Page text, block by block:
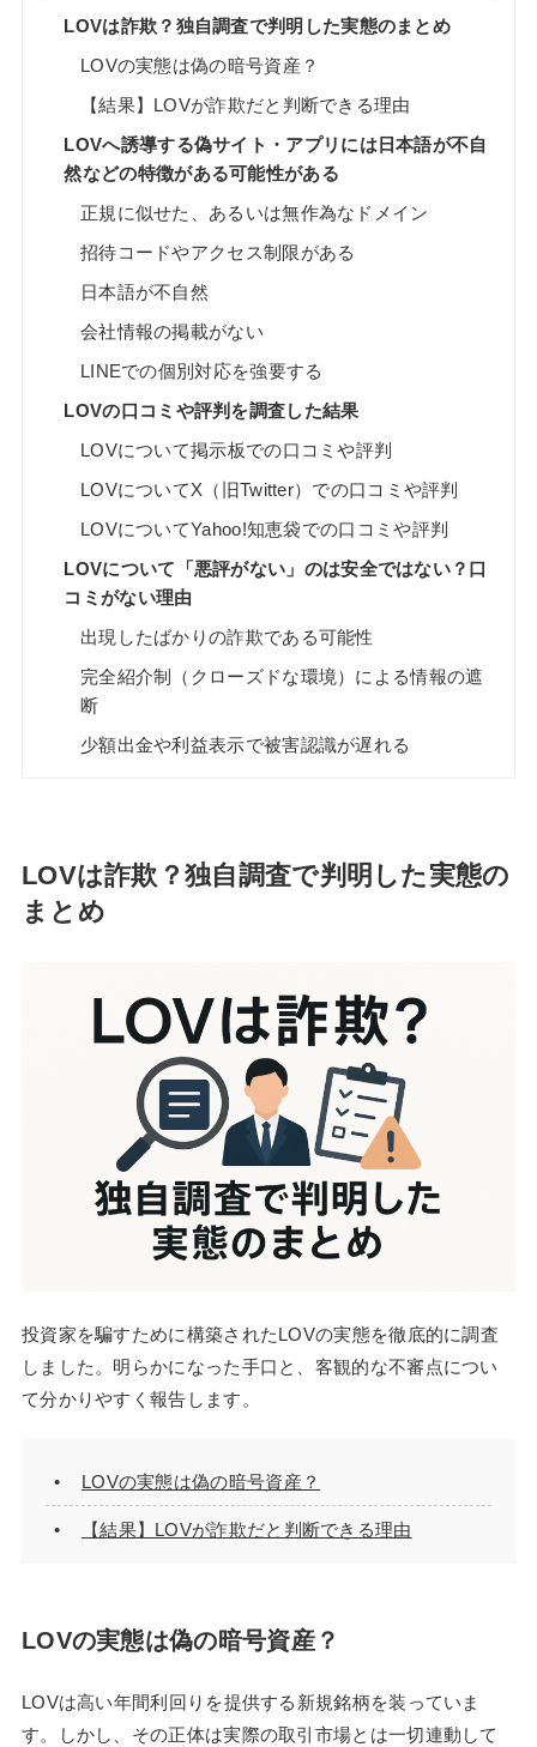
LOVは詐欺？独自調査で判明した実態のまとめ
LOVの実態は偽の暗号資産？
【結果】LOVが詐欺だと判断できる理由
LOVへ誘導する偽サイト・アプリには日本語が不自
然などの特徴がある可能性がある
正規に似せた、あるいは無作為なドメイン
招待コードやアクセス制限がある
日本語が不自然
会社情報の掲載がない
LINEでの個別対応を強要する
LOVの口コミや評判を調査した結果
LOVについて掲示板での口コミや評判
LOVについてX（旧Twitter）での口コミや評判
LOVについてYahoo!知恵袋での口コミや評判
LOVについて「悪評がない」のは安全ではない？口
コミがない理由
出現したばかりの詐欺である可能性
完全紹介制（クローズドな環境）による情報の遮
断
少額出金や利益表示で被害認識が遅れる
LOVは詐欺？独自調査で判明した実態の
まとめ
投資家を騙すために構築されたLOVの実態を徹底的に調査
しました。明らかになった手口と、客観的な不審点につい
て分かりやすく報告します。
LOVの実態は偽の暗号資産？
【結果】LOVが詐欺だと判断できる理由
LOVの実態は偽の暗号資産？
LOVは高い年間利回りを提供する新規銘柄を装っていま
す。しかし、その正体は実際の取引市場とは一切連動して